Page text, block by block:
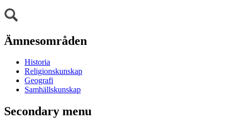
Ämnesområden
Historia
Religionskunskap
Geografi
Samhällskunskap
Secondary menu